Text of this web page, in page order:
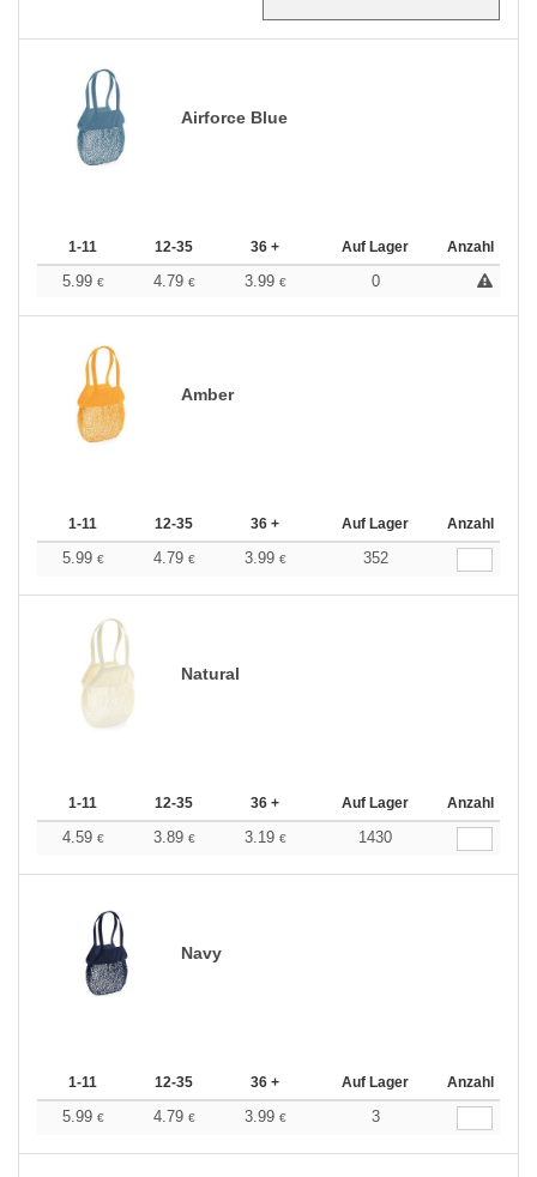
Airforce Blue
1-11 12-35 36 + Auf Lager Anzahl
5.99 € 4.79 € 3.99 € 0
Amber
1-11 12-35 36 + Auf Lager Anzahl
5.99 € 4.79 € 3.99 € 352
Natural
1-11 12-35 36 + Auf Lager Anzahl
4.59 € 3.89 € 3.19 € 1430
Navy
1-11 12-35 36 + Auf Lager Anzahl
5.99 € 4.79 € 3.99 € 3